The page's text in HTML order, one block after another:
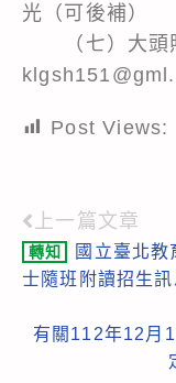
光（可後補）
（七）大頭
Post Views:
Read
more
上一篇文章
轉知
國立臺北
士隨班附讀招生訊
有關112年12月